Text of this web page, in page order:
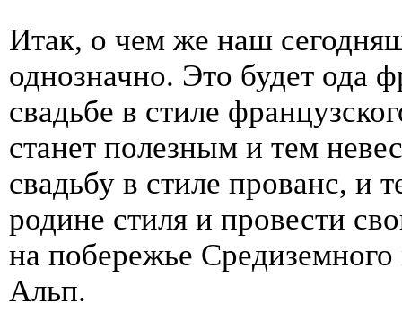
Итак, о чем же наш
однозначно. Это будет ода
свадьбе в стиле
станет полезным и тем
свадьбу в стиле прованс, и
родине стиля и провести
на побережье
Альп.